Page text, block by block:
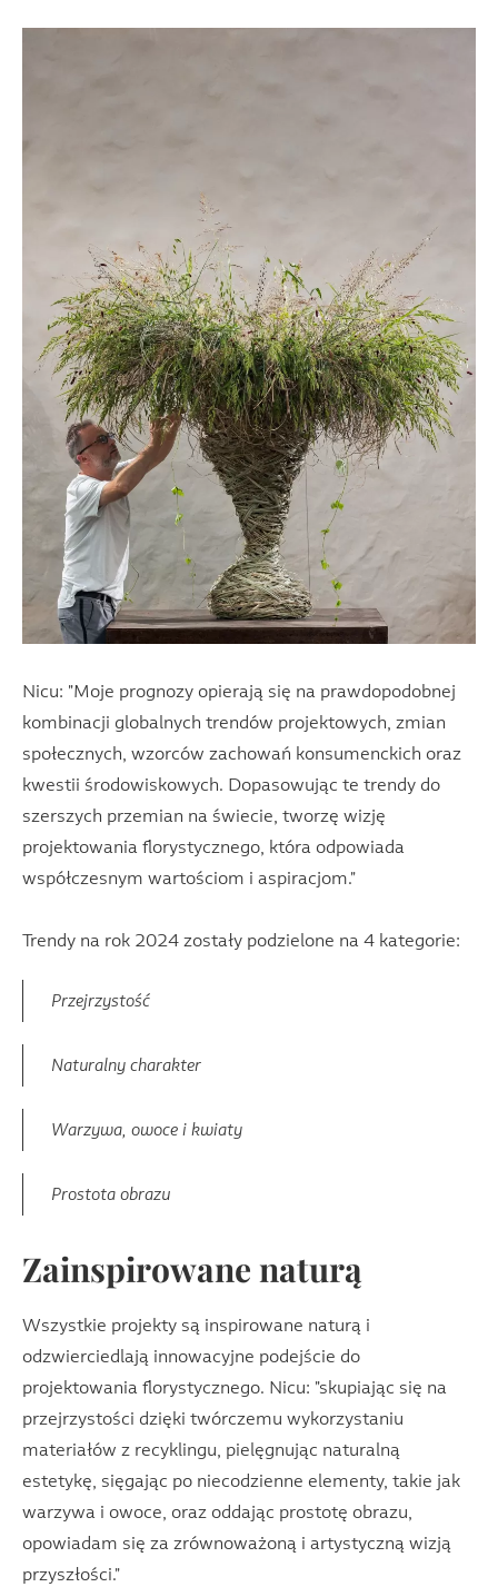
Nicu: "Moje prognozy opierają się na prawdopodobnej
kombinacji globalnych trendów projektowych, zmian
społecznych, wzorców zachowań konsumenckich oraz
kwestii środowiskowych. Dopasowując te trendy do
szerszych przemian na świecie, tworzę wizję
projektowania florystycznego, która odpowiada
współczesnym wartościom i aspiracjom."
Trendy na rok 2024 zostały podzielone na 4 kategorie:
Przejrzystość
Naturalny charakter
Warzywa, owoce i kwiaty
Prostota obrazu
Zainspirowane naturą
Wszystkie projekty są inspirowane naturą i
odzwierciedlają innowacyjne podejście do
projektowania florystycznego. Nicu: "skupiając się na
przejrzystości dzięki twórczemu wykorzystaniu
materiałów z recyklingu, pielęgnując naturalną
estetykę, sięgając po niecodzienne elementy, takie jak
warzywa i owoce, oraz oddając prostotę obrazu,
opowiadam się za zrównoważoną i artystyczną wizją
przyszłości."